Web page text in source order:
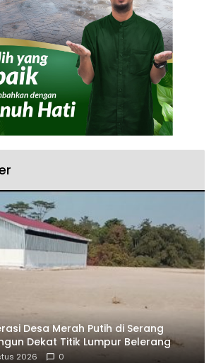
Desa Merah Putih di Serang
Dekat Titik Lumpur Belerang
2026 0